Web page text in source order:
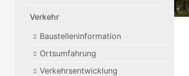
Verkehr
Baustelleninformation
Ortsumfahrung
Verkehrsentwicklung